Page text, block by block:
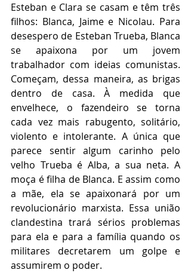
Esteban e Clara se casam e têm três
filhos: Blanca, Jaime e Nicolau. Para
desespero de Esteban Trueba, Blanca
se apaixona por um jovem
trabalhador com ideias comunistas.
Começam, dessa maneira, as brigas
dentro de casa. À medida que
envelhece, o fazendeiro se torna
cada vez mais rabugento, solitário,
violento e intolerante. A única que
parece sentir algum carinho pelo
velho Trueba é Alba, a sua neta. A
moça é filha de Blanca. E assim como
a mãe, ela se apaixonará por um
revolucionário marxista. Essa união
clandestina trará sérios problemas
para ela e para a família quando os
militares decretarem um golpe e
assumirem o poder.